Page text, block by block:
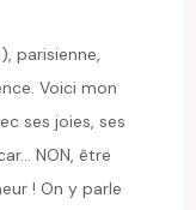
parisienne,
Voici mon
ses joies, ses
NON, être
! On y parle